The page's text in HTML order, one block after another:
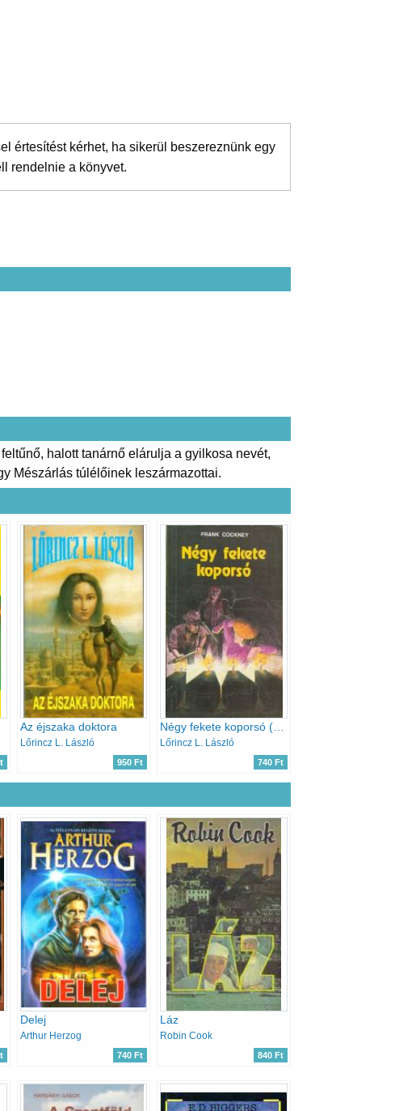
értesítést kérhet, ha sikerül beszereznünk egy
rendelnie a könyvet.
halott tanárnő elárulja a gyilkosa nevét,
Mészárlás túlélőinek leszármazottai.
Az éjszaka doktora
Lőrincz L. László
950 Ft
Lőrincz L. László
740 Ft
Delej
Arthur Herzog
740 Ft
Láz
Robin Cook
840 Ft